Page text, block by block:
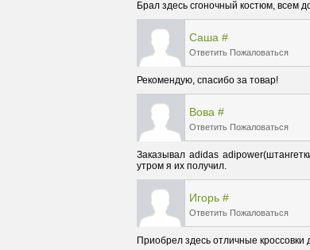
Брал здесь сгоночный костюм, всем
Саша #
Ответить Пожаловаться
Рекомендую, спасибо за товар!
Вова #
Ответить Пожаловаться
Заказывал adidas
утром я их получил.
Игорь #
Ответить Пожаловаться
Приобрел здесь отличные кроссовки